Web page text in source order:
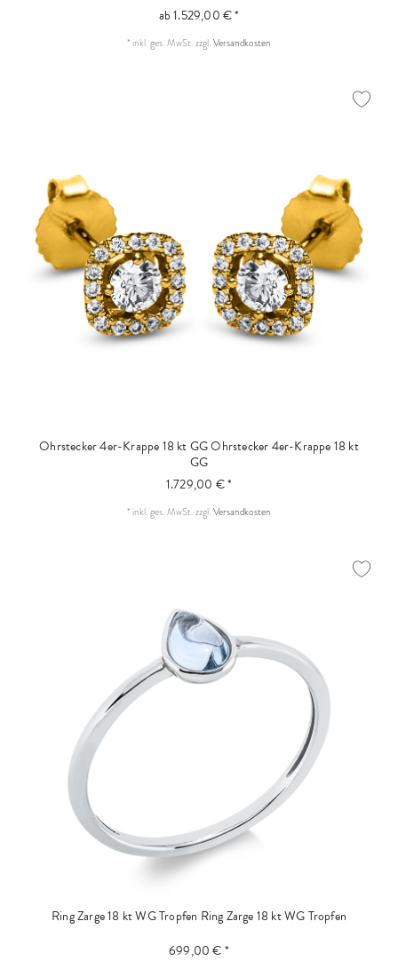
ab 1.529,00 € *
* inkl. ges. MwSt.zzgl.Versandkosten
Ohrstecker 4er-Krappe 18 kt GGOhrstecker 4er-Krappe 18 kt
GG
1.729,00 € *
* inkl. ges. MwSt.zzgl.Versandkosten
Ring Zarge 18 kt WG Tropfen Ring Zarge 18 kt WG Tropfen
699,00 € *